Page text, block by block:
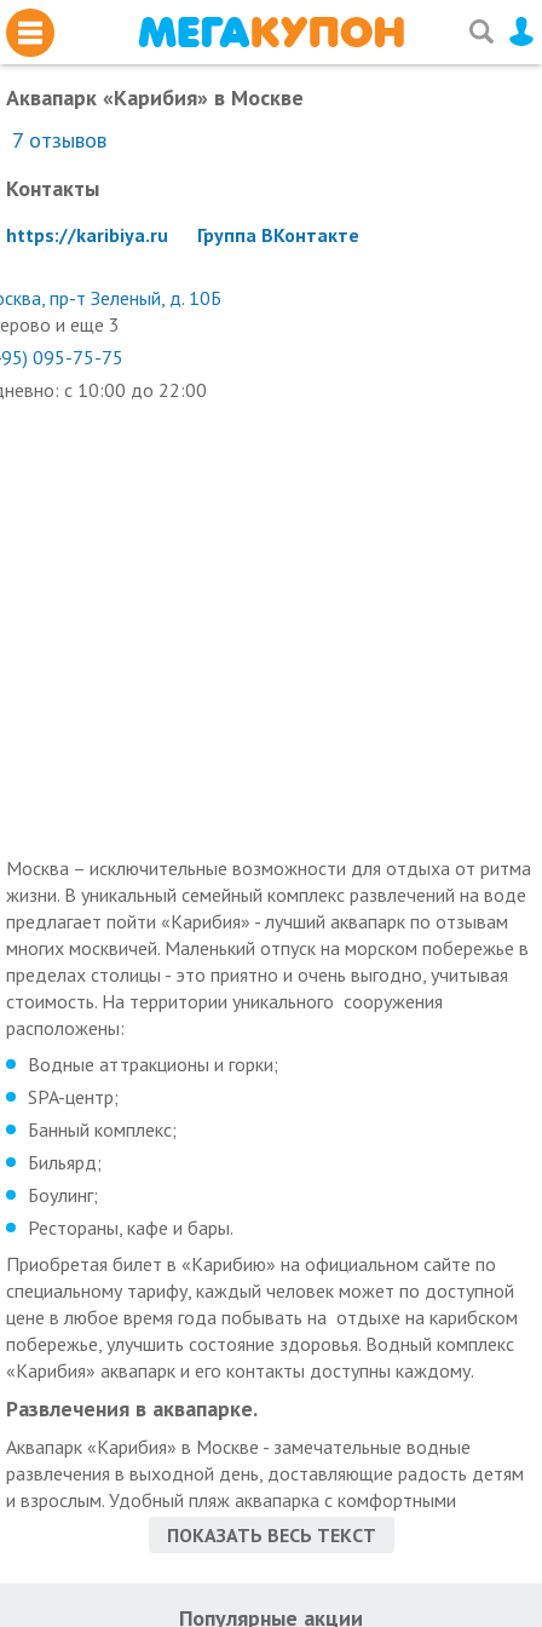
Аквапарк «Карибия» в Москве
7 отзывов
Контакты
https://karibiya.ru Группа ВКонтакте
пр-т Зеленый, д. 10Б
и еще 3
095-75-75
с 10:00 до 22:00
Москва – исключительные возможности для отдыха от ритма
жизни. В уникальный семейный комплекс развлечений на воде
предлагает пойти «Карибия» - лучший аквапарк по отзывам
многих москвичей. Маленький отпуск на морском побережье в
пределах столицы - это приятно и очень выгодно, учитывая
стоимость. На территории уникального сооружения
расположены:
Водные аттракционы и горки;
SPA-центр;
Банный комплекс;
Бильярд;
Боулинг;
Рестораны, кафе и бары.
Приобретая билет в «Карибию» на официальном сайте по
специальному тарифу, каждый человек может по доступной
цене в любое время года побывать на отдыхе на карибском
побережье, улучшить состояние здоровья. Водный комплекс
«Карибия» аквапарк и его контакты доступны каждому.
Развлечения в аквапарке.
Аквапарк «Карибия» в Москве - замечательные водные
развлечения в выходной день, доставляющие радость детям
и взрослым. Удобный пляж аквапарка с комфортными
шезлонгами и самый большой волновой бассейн в Москве:
Радость отдыхающим всех возрастов доставляют водные
ПОКАЗАТЬ ВЕСЬ ТЕКСТ
Популярные акции